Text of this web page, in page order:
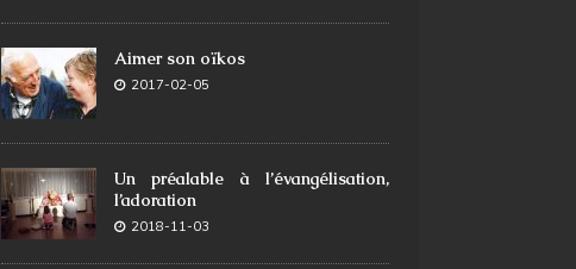
Aimer son oïkos
2017-02-05
Un préalable à l’évangélisation,
l’adoration
2018-11-03